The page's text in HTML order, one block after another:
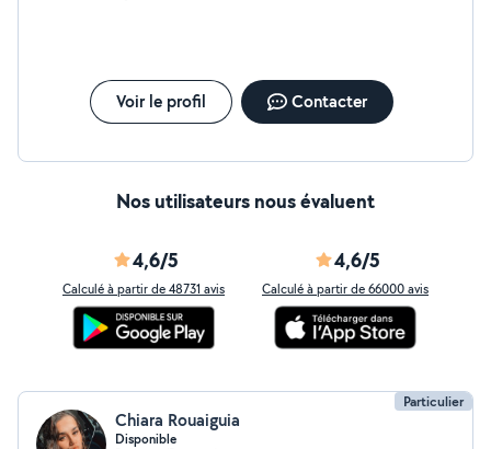
Voir le profil Contacter
Nos utilisateurs nous évaluent
4,6/5
Calculé à partir de 48731 avis
4,6/5
Calculé à partir de 66000 avis
Particulier
Chiara Rouaiguia
Disponible